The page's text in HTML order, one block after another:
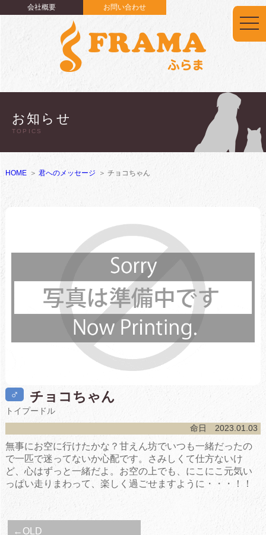
会社概要 お問い合わせ
お知らせ
TOPICS
HOME 君へのメッセージ チョコちゃん
♂ チョコちゃん
トイプードル
命日 2023.01.03
無事にお空に行けたかな？甘えん坊でいつも一緒だったの
で一匹で迷ってないか心配です。さみしくて仕方ないけ
ど、心はずっと一緒だよ。お空の上でも、にこにこ元気い
っぱい走りまわって、楽しく過ごせますように・・・！！
←OLD